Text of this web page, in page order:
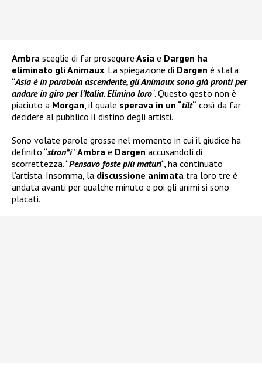
Ambra sceglie di far proseguire Asia e Dargen ha
eliminato gli Animaux. La spiegazione di Dargen è stata:
“Asia è in parabola ascendente, gli Animaux sono già pronti per
andare in giro per l’Italia. Elimino loro“. Questo gesto non è
piaciuto a Morgan, il quale sperava in un “tilt“ così da far
decidere al pubblico il distino degli artisti.
Sono volate parole grosse nel momento in cui il giudice ha
definito “stron*i” Ambra e Dargen accusandoli di
scorrettezza. “Pensavo foste più maturi“, ha continuato
l’artista. Insomma, la discussione animata tra loro tre è
andata avanti per qualche minuto e poi gli animi si sono
placati.